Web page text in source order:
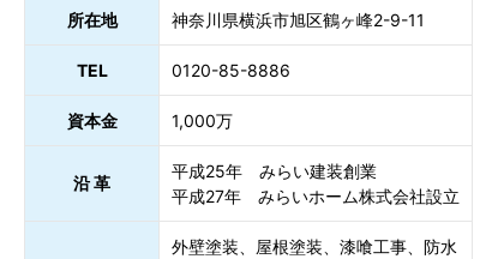
所在地 神奈川県横浜市旭区鶴ヶ峰2-9-11
TEL 0120-85-8886
資本金 1,000万
沿 革
平成25年 みらい建装創業
平成27年 みらいホーム株式会社設立
外壁塗装、屋根塗装、漆喰工事、防水